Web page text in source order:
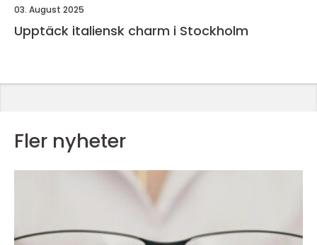
03. August 2025
Upptäck italiensk charm i Stockholm
Fler nyheter